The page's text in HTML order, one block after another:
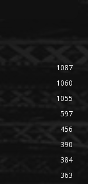
1087
1060
1055
597
456
390
384
363